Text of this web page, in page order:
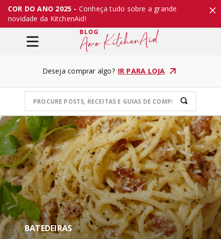
COR DO ANO 2025 - Conheça tudo sobre a grande
novidade da KitchenAid!
Deseja comprar algo? IR PARA LOJA
BATEDEIRAS